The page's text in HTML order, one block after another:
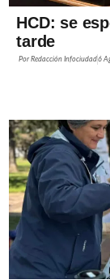
HCD: se
tarde
PorRedacción Infociudad6